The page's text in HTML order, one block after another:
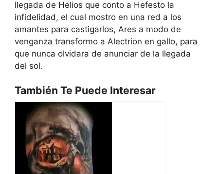
llegada de Helios que conto a Hefesto la
infidelidad, el cual mostro en una red a los
amantes para castigarlos, Ares a modo de
venganza transformo a Alectrion en gallo, para
que nunca olvidara de anunciar de la llegada
del sol.
También Te Puede Interesar